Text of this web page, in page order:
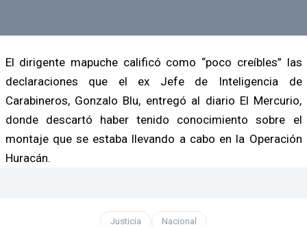
El dirigente mapuche calificó como “poco creíbles” las
declaraciones que el ex Jefe de Inteligencia de
Carabineros, Gonzalo Blu, entregó al diario El Mercurio,
donde descartó haber tenido conocimiento sobre el
montaje que se estaba llevando a cabo en la Operación
Huracán.
Justicia Nacional